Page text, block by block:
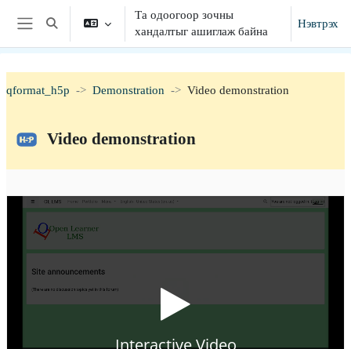
Үндсэн агуулга руу шилжих
Хажуугийн самбар
Хайлтын оролтыг сонгох
Та одоогоор зочны
хандалтыг ашиглаж байна
Нэвтрэх
qformat_h5p Demonstration Video demonstration
Video demonstration